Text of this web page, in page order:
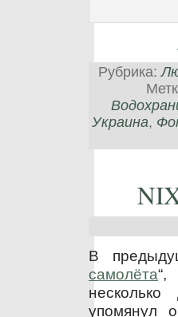
Рубрика:
Украина,
В
самолёта“,
упомянул